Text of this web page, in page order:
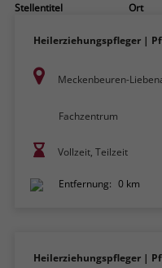
Stellentitel Ort
Heilerziehungspfleger |
Meckenbeuren-
Fachzentrum
Vollzeit, Teilzeit
Entfernung: 0 km
Heilerziehungspfleger |